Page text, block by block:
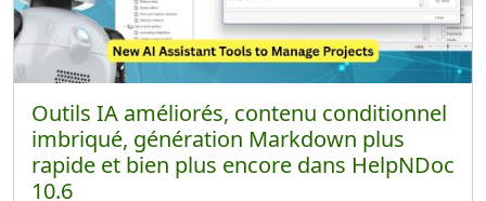
Outils IA améliorés, contenu conditionnel
imbriqué, génération Markdown plus
rapide et bien plus encore dans HelpNDoc
10.6